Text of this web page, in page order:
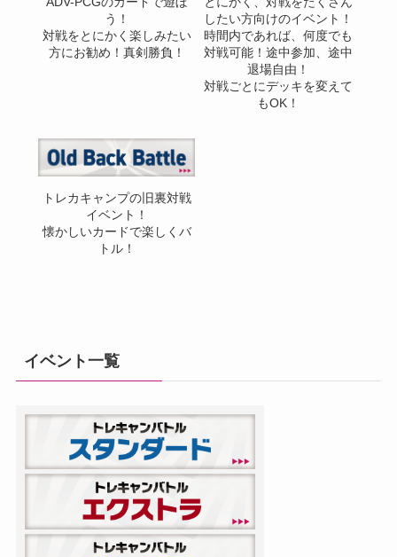
う！
対戦をとにかく楽しみたい
方にお勧め！真剣勝負！
したい方向けのイベント！
時間内であれば、何度でも
対戦可能！途中参加、途中
退場自由！
対戦ごとにデッキを変えて
もOK！
トレカキャンプの旧裏対戦
イベント！
懐かしいカードで楽しくバ
トル！
イベント一覧